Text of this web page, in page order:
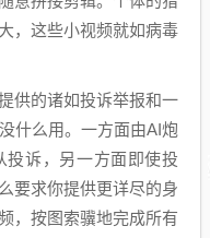
，这些小视频就如病毒
供的诸如投诉举报和一
什么用。一方面由AI炮
投诉，另一方面即使投
要求你提供更详尽的身
，按图索骥地完成所有